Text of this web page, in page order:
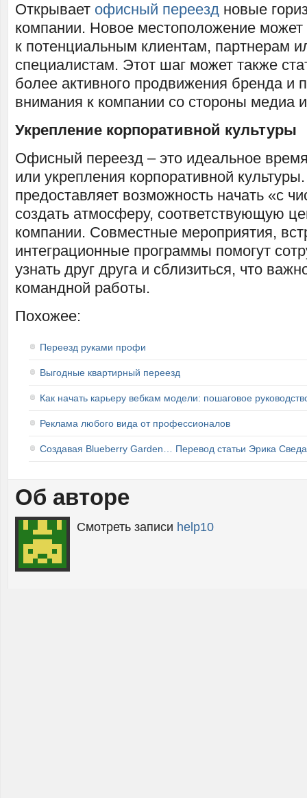
Открывает офисный переезд новые
компании. Новое местоположение может
к потенциальным клиентам, партнерам
специалистам. Этот шаг может также
более активного продвижения бренда и
внимания к компании со стороны медиа
Укрепление корпоративной культуры
Офисный переезд – это идеальное
или укрепления корпоративной
предоставляет возможность начать «с
создать атмосферу, соответствующую
компании. Совместные мероприятия,
интеграционные программы помогут
узнать друг друга и сблизиться, что
командной работы.
Похожее:
Переезд руками профи
Выгодные квартирный переезд
Как начать карьеру вебкам модели: пошаговое
Реклама любого вида от профессионалов
Создавая Blueberry Garden… Перевод статьи Эрика
Об авторе
Смотреть записи help10